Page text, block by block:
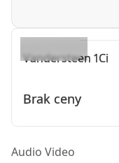
Vandersteen 1Ci
Brak ceny
Audio Video